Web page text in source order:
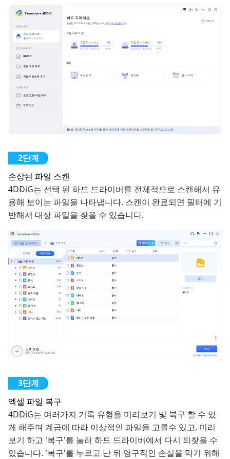
손상된 파일 스캔
4DDiG는 선택 된 하드 드라이버를 전체적으로 스캔해서 유
용해 보이는 파일을 나타냅니다. 스캔이 완료되면 필터에 기
반해서 대상 파일을 찾을 수 있습니다.
엑셀 파일 복구
4DDiG는 여러가지 기록 유형을 미리보기 및 복구 할 수 있
게 해주며 계급에 따라 이상적인 파일을 고를수 있고, 미리
보기 하고 '복구'를 눌러 하드 드라이버에서 다시 되찾을 수
있습니다. '복구'를 누르고 난 뒤 영구적인 손실을 막기 위해